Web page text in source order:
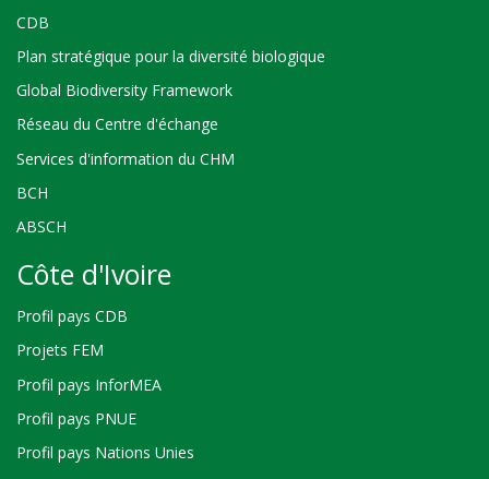
CDB
Plan stratégique pour la diversité biologique
Global Biodiversity Framework
Réseau du Centre d'échange
Services d'information du CHM
BCH
ABSCH
Côte d'Ivoire
Profil pays CDB
Projets FEM
Profil pays InforMEA
Profil pays PNUE
Profil pays Nations Unies